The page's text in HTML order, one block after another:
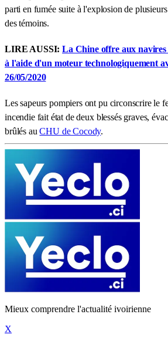
parti en fumée suite à l'explosion de
des témoins.
LIRE AUSSI:La Chine offre aux
à l'aide d'un moteur technologiquement
26/05/2020
Les sapeurs pompiers ont pu circonscrire le
incendie fait état de deux blessés graves,
brûlés auCHU de Cocody.
Mieux comprendre l'actualité ivoirienne
X